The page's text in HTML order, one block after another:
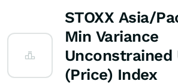
STOXX Asia/
Min Variance
Unconstrained
(Price) Index